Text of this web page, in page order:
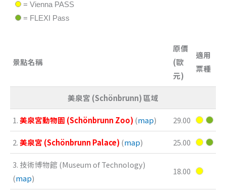
= Vienna PASS
= FLEXI Pass
景點名稱
原價
(歐
元)
適用
票種
美泉宮 (Schönbrunn) 區域
1.美泉宮動物園 (Schönbrunn Zoo)(map) 29.00
2.美泉宮 (Schönbrunn Palace)(map) 25.00
3. 技術博物館 (Museum of Technology)
(map)
18.00